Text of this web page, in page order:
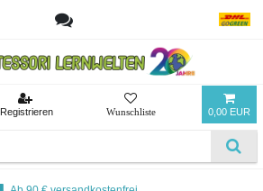
Registrieren 0,00 EUR